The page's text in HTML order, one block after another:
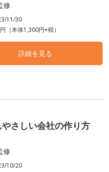
修
11/30
（本体1,300円+税）
詳細を見る
さしい会社の作り方
修
10/20